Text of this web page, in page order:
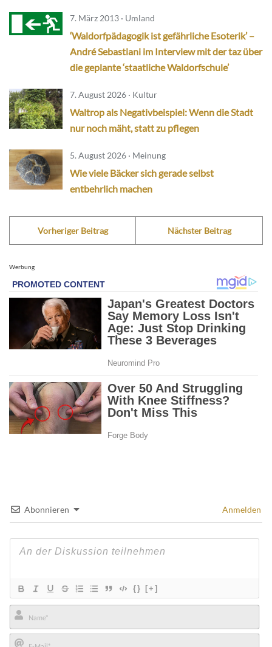
7. März 2013 · Umland
‘Waldorfpädagogik ist gefährliche Esoterik’ –
André Sebastiani im Interview mit der taz über
die geplante ‘staatliche Waldorfschule’
7. August 2026 · Kultur
Waltrop als Negativbeispiel: Wenn die Stadt
nur noch mäht, statt zu pflegen
5. August 2026 · Meinung
Wie viele Bäcker sich gerade selbst
entbehrlich machen
Vorheriger Beitrag Nächster Beitrag
Werbung
Abonnieren Anmelden
{} [+]
Name*